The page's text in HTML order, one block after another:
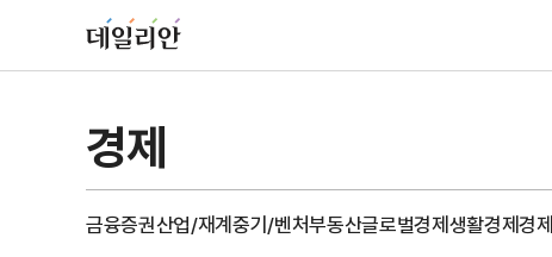
경제
금융증권산업/재계중기/벤처부동산글로벌경제생활경제경